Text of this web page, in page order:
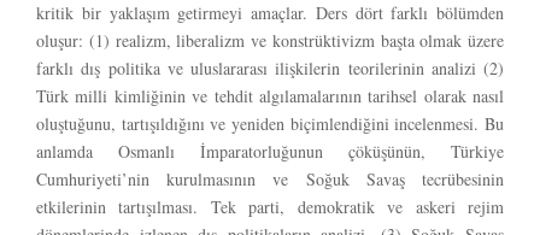
kritik bir yaklaşım getirmeyi amaçlar. Ders dört farklı bölümden
oluşur: (1) realizm, liberalizm ve konstrüktivizm başta olmak üzere
farklı dış politika ve uluslararası ilişkilerin teorilerinin analizi (2)
Türk milli kimliğinin ve tehdit algılamalarının tarihsel olarak nasıl
oluştuğunu, tartışıldığını ve yeniden biçimlendiğini incelenmesi. Bu
anlamda Osmanlı İmparatorluğunun çöküşünün, Türkiye
Cumhuriyeti’nin kurulmasının ve Soğuk Savaş tecrübesinin
etkilerinin tartışılması. Tek parti, demokratik ve askeri rejim